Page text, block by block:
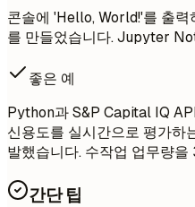
콘솔에 'Hello, World!'를 출
를 만들었습니다. Jupyter
좋은 예
Python과 S&P Capital IQ
신용도를 실시간으로 평가하
발했습니다. 수작업 업무량
간단 팁